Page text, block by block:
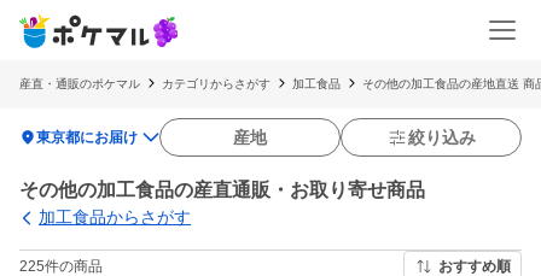
産直・通販のポケマル カテゴリからさがす 加工食品 その他の加工食品の産地直送 商
location_on東京都にお届け 産地 絞り込み
その他の加工食品の産直通販・お取り寄せ商品
加工食品からさがす
225件の商品 おすすめ順